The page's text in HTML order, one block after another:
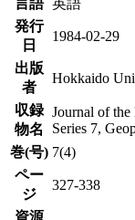
発行
日
1984-02-29
出版
者
Hokkaido
収録
物名
Journal of
Series 7,
巻(号) 7(4)
ペー
ジ
327-338
資源